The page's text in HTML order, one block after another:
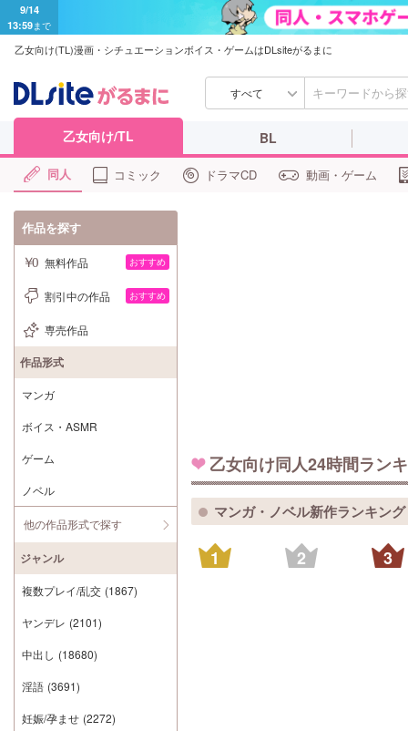
9/14
13:59まで
乙女向け(TL)漫画・シチュエーションボイス・ゲームはDLsiteがるまに
すべて
乙女向け/TL BL
同人 コミック ドラマCD 動画・ゲーム
乙女向け同人24時間ラン
マンガ・ノベル新作ランキング
1 2 3
作品を探す
無料作品 おすすめ
割引中の作品 おすすめ
専売作品
作品形式
マンガ
ボイス・ASMR
ゲーム
ノベル
他の作品形式で探す
ジャンル
複数プレイ/乱交 (1867)
ヤンデレ (2101)
中出し (18680)
淫語 (3691)
妊娠/孕ませ (2272)